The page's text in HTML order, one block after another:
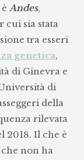
èAndes,
cui sia stata
tra esseri
genetica,
di Ginevra e
di
della
rilevata
2018. Il che è
non ha